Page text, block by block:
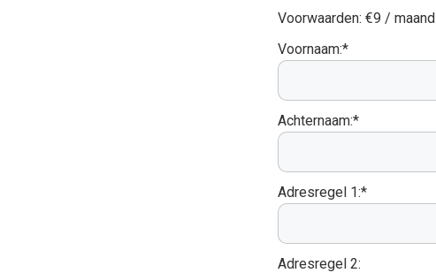
Voorwaarden: €9 / maand
Voornaam:*
Achternaam:*
Adresregel 1:*
Adresregel 2: